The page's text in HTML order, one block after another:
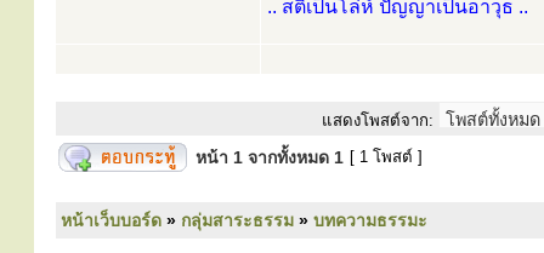
.. สติเป็นโล่ห์ ปัญญาเป็นอาวุธ ..
แสดงโพสต์จาก:
หน้า 1 จากทั้งหมด 1 [ 1 โพสต์ ]
หน้าเว็บบอร์ด » กลุ่มสาระธรรม » บทความธรรมะ